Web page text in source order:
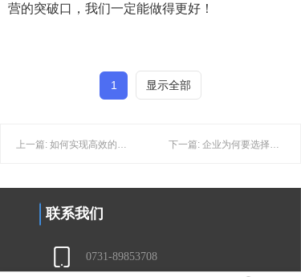
营的突破口，我们一定能做得更好！
1 显示全部
上一篇: 如何实现高效的长沙获客引流？ 下一篇: 企业为何要选择长沙小红书代运营而非自运营？
联系我们
0731-89853708